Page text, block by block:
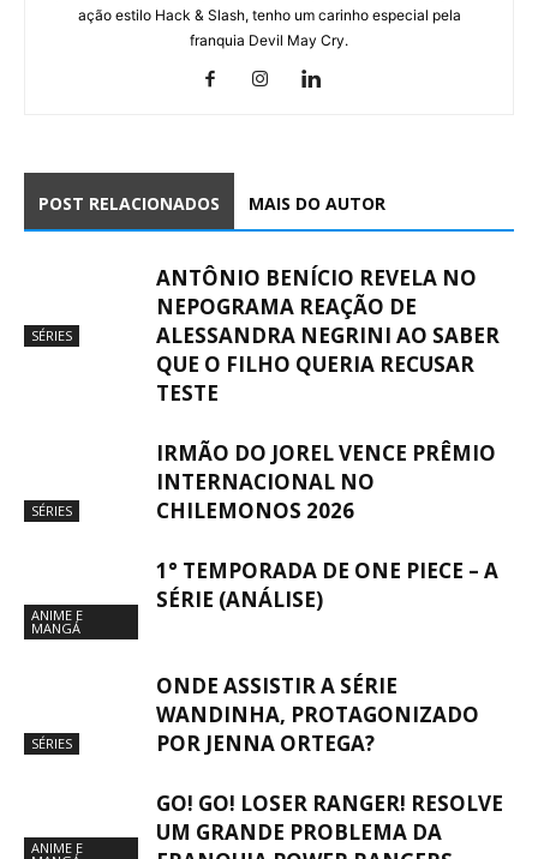
ação estilo Hack & Slash, tenho um carinho especial pela
franquia Devil May Cry.
POST RELACIONADOS MAIS DO AUTOR
SÉRIES
ANTÔNIO BENÍCIO REVELA NO
NEPOGRAMA REAÇÃO DE
ALESSANDRA NEGRINI AO SABER
QUE O FILHO QUERIA RECUSAR
TESTE
SÉRIES
IRMÃO DO JOREL VENCE PRÊMIO
INTERNACIONAL NO
CHILEMONOS 2026
ANIME E
MANGÁ
1° TEMPORADA DE ONE PIECE – A
SÉRIE (ANÁLISE)
SÉRIES
ONDE ASSISTIR A SÉRIE
WANDINHA, PROTAGONIZADO
POR JENNA ORTEGA?
ANIME E
GO! GO! LOSER RANGER! RESOLVE
UM GRANDE PROBLEMA DA